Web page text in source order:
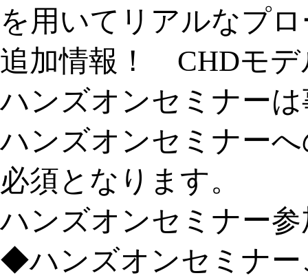
を用いてリアルなプ
追加情報！ CHDモデ
ハンズオンセミナー
ハンズオンセミナー
必須となります。
ハンズオンセミナー
◆ハンズオンセミナー